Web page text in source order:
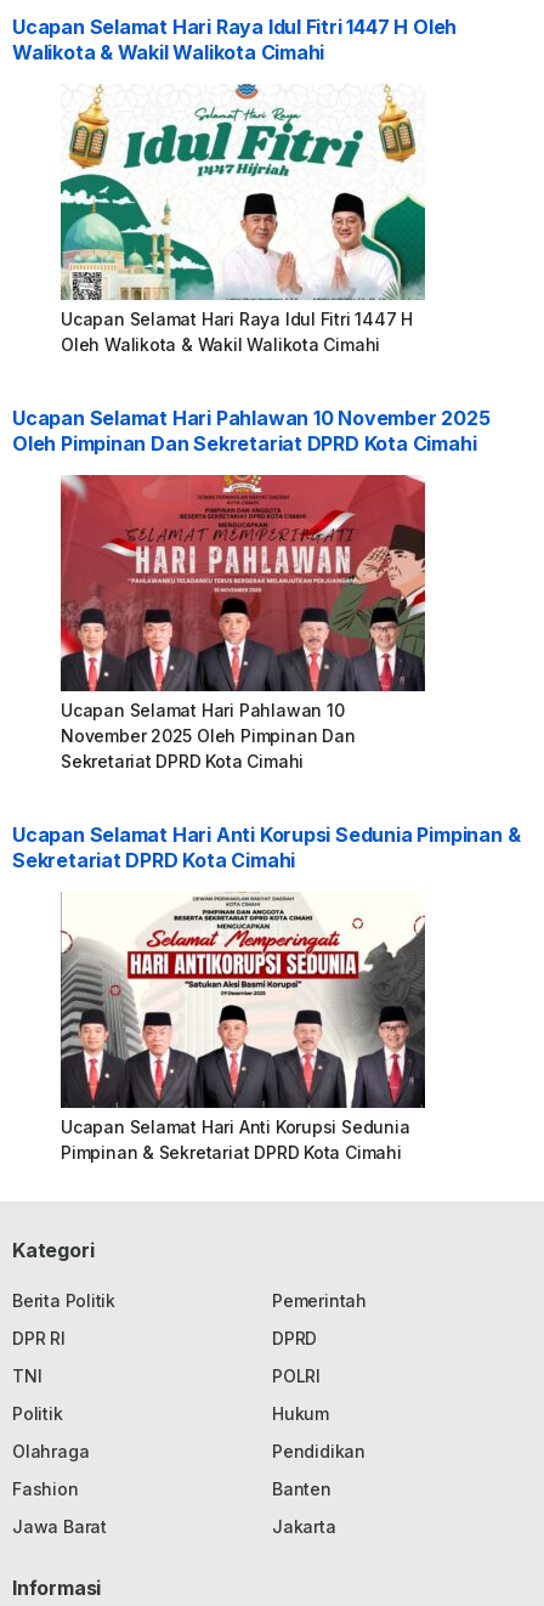
Ucapan Selamat Hari Raya Idul Fitri 1447 H Oleh
Walikota & Wakil Walikota Cimahi
Ucapan Selamat Hari Raya Idul Fitri 1447 H
Oleh Walikota & Wakil Walikota Cimahi
Ucapan Selamat Hari Pahlawan 10 November 2025
Oleh Pimpinan Dan Sekretariat DPRD Kota Cimahi
Ucapan Selamat Hari Pahlawan 10
November 2025 Oleh Pimpinan Dan
Sekretariat DPRD Kota Cimahi
Ucapan Selamat Hari Anti Korupsi Sedunia Pimpinan &
Sekretariat DPRD Kota Cimahi
Ucapan Selamat Hari Anti Korupsi Sedunia
Pimpinan & Sekretariat DPRD Kota Cimahi
Kategori
Berita Politik
Pemerintah
DPR RI
DPRD
TNI
POLRI
Politik
Hukum
Olahraga
Pendidikan
Fashion
Banten
Jawa Barat
Jakarta
Informasi